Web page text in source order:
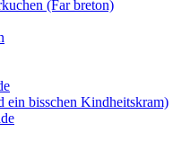
(Far breton)
ein bisschen Kindheitskram)